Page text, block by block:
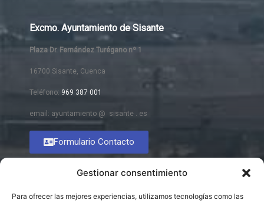
Gestionar consentimiento
Para ofrecer las mejores experiencias, utilizamos tecnologías como las
Excmo. Ayuntamiento de Sisante
Plaza Dr. Fernández Turégano nº 1
16700 Sisante, Cuenca
Teléfono: 969 387 001
email: ayuntamiento @ sisante . es
Formulario Contacto